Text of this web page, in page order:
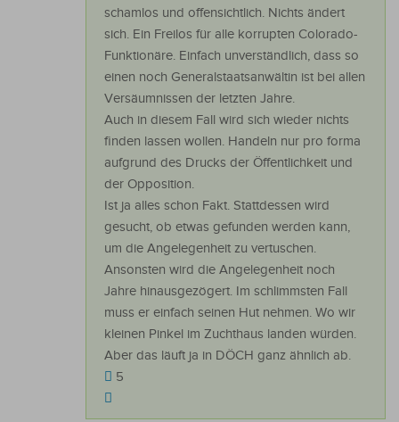
schamlos und offensichtlich. Nichts ändert
sich. Ein Freilos für alle korrupten Colorado-
Funktionäre. Einfach unverständlich, dass so
einen noch Generalstaatsanwältin ist bei allen
Versäumnissen der letzten Jahre.
Auch in diesem Fall wird sich wieder nichts
finden lassen wollen. Handeln nur pro forma
aufgrund des Drucks der Öffentlichkeit und
der Opposition.
Ist ja alles schon Fakt. Stattdessen wird
gesucht, ob etwas gefunden werden kann,
um die Angelegenheit zu vertuschen.
Ansonsten wird die Angelegenheit noch
Jahre hinausgezögert. Im schlimmsten Fall
muss er einfach seinen Hut nehmen. Wo wir
kleinen Pinkel im Zuchthaus landen würden.
Aber das läuft ja in DÖCH ganz ähnlich ab.
5